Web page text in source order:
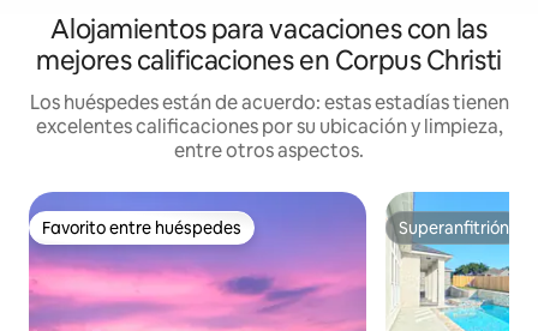
Alojamientos para vacaciones con las
mejores calificaciones en Corpus Christi
Los huéspedes están de acuerdo: estas estadías tienen
excelentes calificaciones por su ubicación y limpieza,
entre otros aspectos.
Favorito entre huéspedes
Favorito entre huéspedes Superanfitrión
Superanfitrión